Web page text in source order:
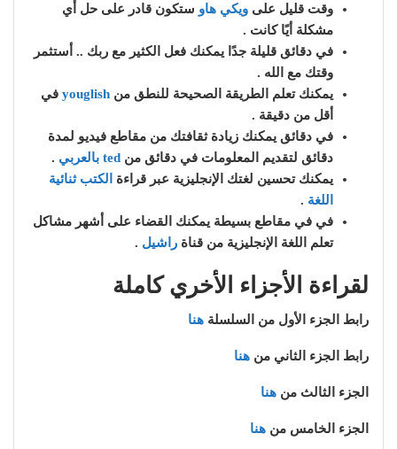
وقت قليل على ويكي هاو ستكون قادر على حل أي
مشكلة أيًا كانت .
في دقائق قليلة جدًا يمكنك فعل الكثير مع ربك .. أستثمر
وقتك مع الله .
يمكنك تعلم الطريقة الصحيحة للنطق من youglish في
أقل من دقيقة .
في دقائق يمكنك زيادة ثقافتك من مقاطع فيديو لمدة
دقائق لتقديم المعلومات في دقائق من ted بالعربي
.
يمكنك تحسين لغتك الإنجليزية عبر قراءة
الكتب ثنائية
اللغة .
في في مقاطع بسيطة يمكنك القضاء على أشهر مشاكل
تعلم اللغة الإنجليزية من قناة راشيل .
لقراءة الأجزاء الأخري كاملة
رابط الجزء الأول من السلسلة هنا
رابط الجزء الثاني من هنا
الجزء الثالث من هنا
الجزء الخامس من هنا